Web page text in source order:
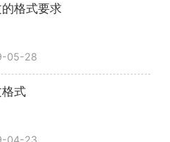
格式要求
05-28
式